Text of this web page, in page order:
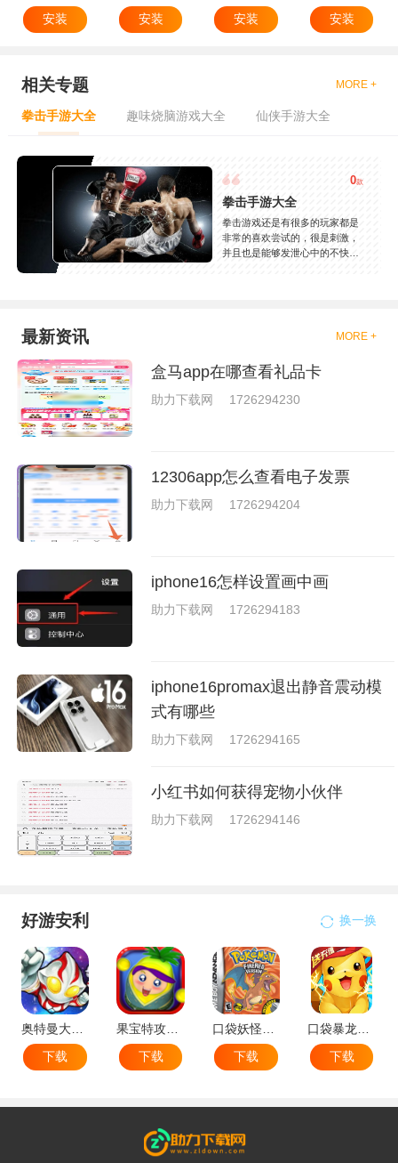
安装
安装
安装
安装
相关专题 MORE +
拳击手游大全 趣味烧脑游戏大全 仙侠手游大全
0款
拳击手游大全
拳击游戏还是有很多的玩家都是
非常的喜欢尝试的，很是刺激，
并且也是能够发泄心中的不快
够去进行体验的，我们也是能够
就是收集了一些有意思的拳击游
最新资讯 MORE +
盒马app在哪查看礼品卡
助力下载网 1726294230
12306app怎么查看电子发票
助力下载网 1726294204
iphone16怎样设置画中画
助力下载网 1726294183
iphone16promax退出静音震动模
式有哪些
助力下载网 1726294165
小红书如何获得宠物小伙伴
助力下载网 1726294146
好游安利 换一换
奥特曼大战小怪兽
下载
果宝特攻机甲英雄
下载
口袋妖怪：火红802 2.1汉化版
下载
口袋暴龙送VIP18手机版
下载